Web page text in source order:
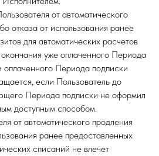
от автоматического
отказа от использования ранее
для автоматических расчетов
уже оплаченного Периода
Периода подписки
если Пользователь до
Периода подписки не оформил
доступным способом.
от автоматического продления
ранее предоставленных
списаний не влечет